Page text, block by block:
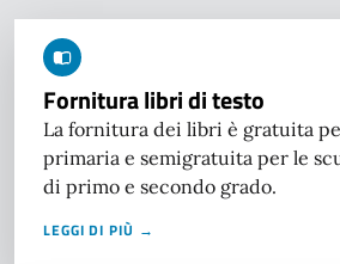
Fornitura libri di testo
La fornitura dei libri è gratuita
primaria e semigratuita per le
di primo e secondo grado.
LEGGI DI PIÙ →